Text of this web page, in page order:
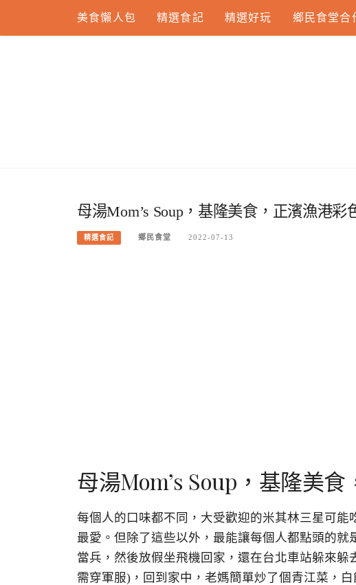
content
美食懶人包 精選食記 精選好玩 鄉民食堂合
母湯Mom’s Soup，基隆美食，正濱漁港
精選食記 鄉民食堂 2022-07-13
母湯Mom’s Soup，基隆美
每個人的口味都不同，大受歡迎的米其林三星可
最愛。但除了這些以外，最能讓每個人都點頭的
當兵，然後放假坐飛機回家，還在台北車站躲來
需穿軍服)，回到家中，老媽簡單炒了個青江菜，